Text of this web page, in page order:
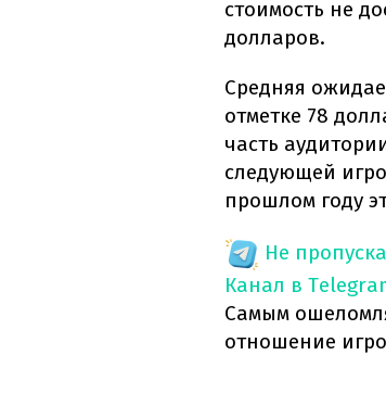
стоимость не
долларов.
Средняя
отметке 78
часть
следующей
прошлом году
Не
Канал в
Самым
отношение